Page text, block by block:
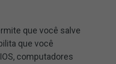
que você salve
que você
computadores